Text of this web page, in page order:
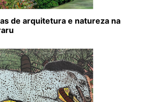
de arquitetura e natureza na